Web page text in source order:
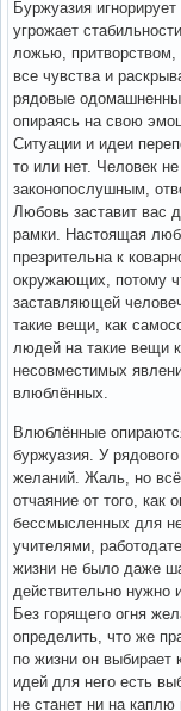
Буржуазия
угрожает
ложью,
все чувства и
рядовые
опираясь на свою
Ситуации и идеи
то или нет. Человек
законопослушным,
Любовь заставит вас
рамки. Настоящая
презрительна к
окружающих, потому
заставляющей
такие вещи, как
людей на такие вещи
несовместимых
влюблённых.
Влюблённые
буржуазия. У
желаний. Жаль, но
отчаяние от того, как
бессмысленных для
учителями,
жизни не было даже
действительно нужно
Без горящего огня
определить, что же
по жизни он выбирает
идей для него есть
не станет ни на